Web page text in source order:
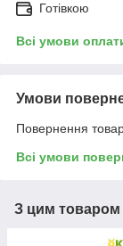
Готівкою
Всі умови
Умови
Повернення
Всі умови
З цим товаром